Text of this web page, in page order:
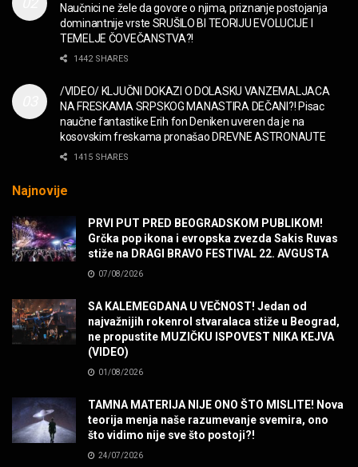
“Missin’ Yo’ Kissin'” BILLY ZZ TOP
MUZIKA
FILM
WARDRUNA, VIKINZI DOLAZE!
MUZIKA
POVRATAK Iron Maiden The Writing On The Wall
SENIDAHHH!
MUZIKA
Miss You! Charlie Watts
MUZIKA
Naučnici ne žele da govore o njima, priznanje postojanja
dominantnije vrste SRUŠILO BI TEORIJU EVOLUCIJE I
TEMELJE ČOVEČANSTVA?!
1442 SHARES
/VIDEO/ KLJUČNI DOKAZI O DOLASKU VANZEMALJACA
NA FRESKAMA SRPSKOG MANASTIRA DEČANI?! Pisac
naučne fantastike Erih fon Deniken uveren da je na
kosovskim freskama pronašao DREVNE ASTRONAUTE
1415 SHARES
Najnovije
PRVI PUT PRED BEOGRADSKOM PUBLIKOM!
Grčka pop ikona i evropska zvezda Sakis Ruvas
stiže na DRAGI BRAVO FESTIVAL 22. AVGUSTA
07/08/2026
SA KALEMEGDANA U VEČNOST! Jedan od
najvažnijih rokenrol stvaralaca stiže u Beograd,
ne propustite MUZIČKU ISPOVEST NIKA KEJVA
(VIDEO)
01/08/2026
TAMNA MATERIJA NIJE ONO ŠTO MISLITE! Nova
teorija menja naše razumevanje svemira, ono
što vidimo nije sve što postoji?!
24/07/2026